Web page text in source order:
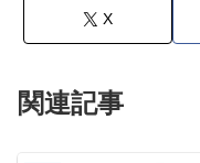
X
関連記事